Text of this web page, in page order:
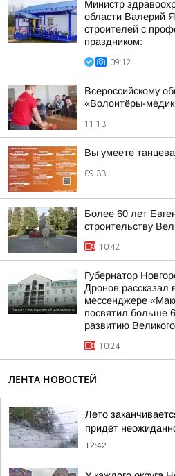
Министр
области Валерий
строителей с
праздником:
09:12
Всероссийскому
«Волонтёры-
11:13
Вы умеете
09:33
Более 60 лет
строительству
10:42
Губернатор
Дронов рассказал
мессенджере
посвятил больше
развитию
10:24
ЛЕНТА НОВОСТЕЙ
Лето
придёт
12:42